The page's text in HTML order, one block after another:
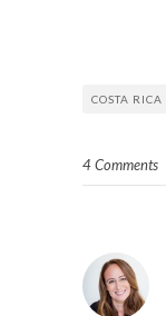
COSTA RICA
4 Comments